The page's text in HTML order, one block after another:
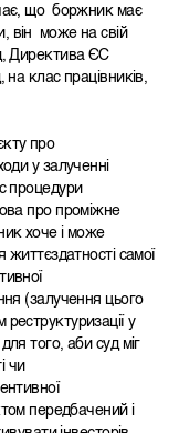
що боржник має
він може на свій
Директива ЄС
клас працівників,
про
у залученні
процедури
про проміжне
хоче і може
життєздатності самої
(залучення цього
у
того, аби суд міг
чи
передбачений і